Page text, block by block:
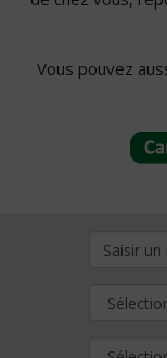
Vous pouvez